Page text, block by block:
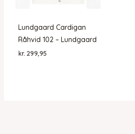
Lundgaard Cardigan
Råhvid 102 – Lundgaard
kr. 299,95